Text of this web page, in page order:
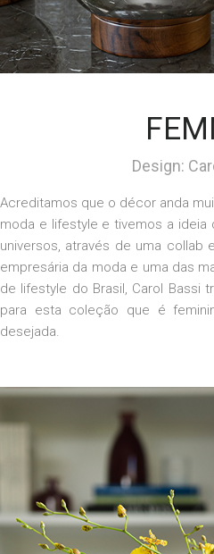
Design:
Acreditamos que o décor anda
moda e lifestyle e tivemos a ideia
universos, através de uma collab
empresária da moda e uma das
de lifestyle do Brasil, Carol Bassi
para esta coleção que é
desejada.